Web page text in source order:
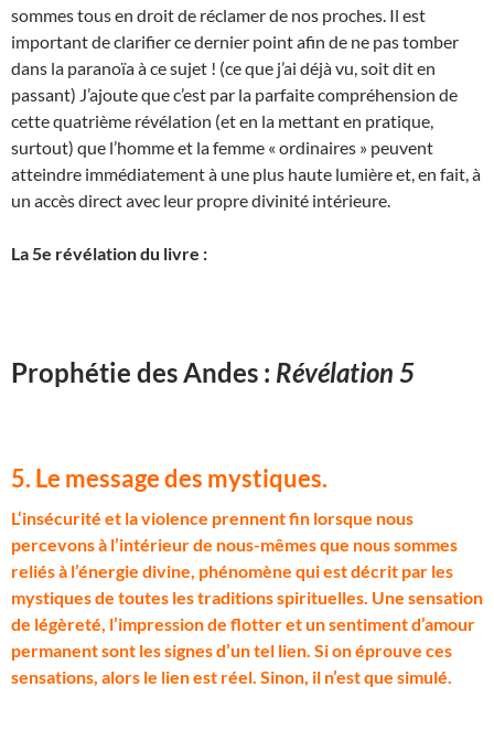
sommes tous en droit de réclamer de nos proches. Il est
important de clarifier ce dernier point afin de ne pas tomber
dans la paranoïa à ce sujet ! (ce que j’ai déjà vu, soit dit en
passant) J’ajoute que c’est par la parfaite compréhension de
cette quatrième révélation (et en la mettant en pratique,
surtout) que l’homme et la femme « ordinaires » peuvent
atteindre immédiatement à une plus haute lumière et, en fait, à
un accès direct avec leur propre divinité intérieure.
La 5e révélation du livre :
Prophétie des Andes : Révélation 5
5. Le message des mystiques.
L‘insécurité et la violence prennent fin lorsque nous
percevons à l’intérieur de nous-mêmes que nous sommes
reliés à l’énergie divine, phénomène qui est décrit par les
mystiques de toutes les traditions spirituelles. Une sensation
de légèreté, l’impression de flotter et un sentiment d’amour
permanent sont les signes d’un tel lien. Si on éprouve ces
sensations, alors le lien est réel. Sinon, il n’est que simulé.